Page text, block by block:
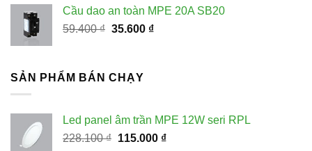
59.400 ₫.là:
35.600 ₫.
Cầu dao an toàn MPE 20A SB20
59.400₫ Giá
59.400 ₫.
35.600 ₫Giá
SẢN PHẨM BÁN CHẠY
Led panel âm trần MPE 12W seri RPL
228.100₫ Giá
115.000 ₫Giá